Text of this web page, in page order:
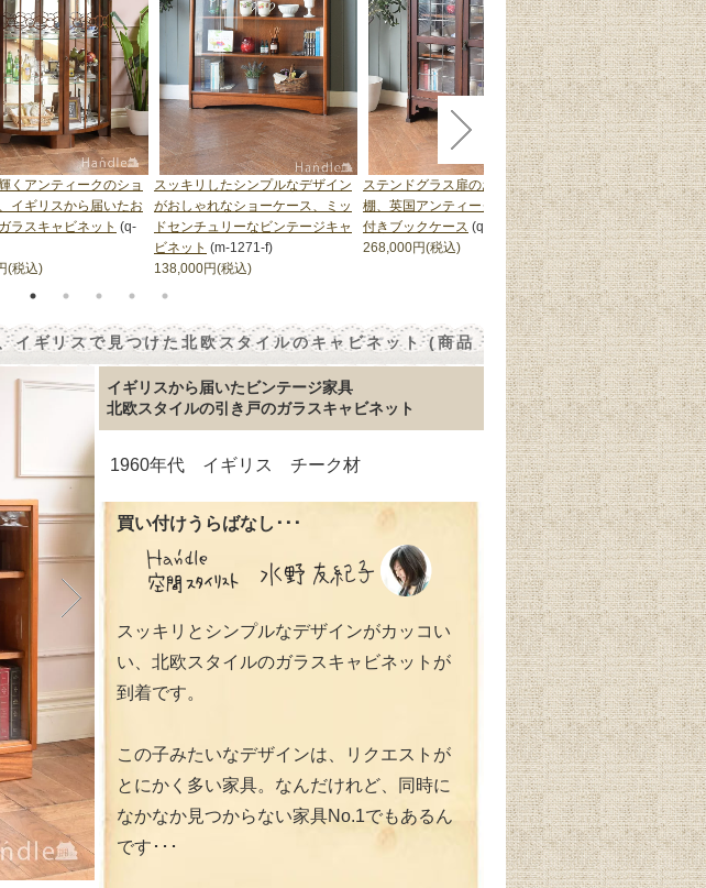
くアンティークのショ
イギリスから届いたお
ラスキャビネット (q-
(税込)
スッキリしたシンプルなデザイン
がおしゃれなショーケース、ミッ
ドセンチュリーなビンテージキャ
ビネット (m-1271-f)
138,000円(税込)
ステンドグラス扉のおしゃれな本
棚、英国アンティークのガラス扉
付きブックケース (q-3504-f)
268,000円(税込)
英国アンティークの
ョーケース、キラキ
テッドガラスのキャ
3745-f)
196,000円(税込)
イギリスで見つけた北欧スタイルのキャビネット (商品
イギリスから届いたビンテージ家具
北欧スタイルの引き戸のガラスキャビネット
1960年代 イギリス チーク材
買い付けうらばなし･･･
スッキリとシンプルなデザインがカッコい
い、北欧スタイルのガラスキャビネットが
到着です。
この子みたいなデザインは、リクエストが
とにかく多い家具。なんだけれど、同時に
なかなか見つからない家具No.1でもあるん
です･･･